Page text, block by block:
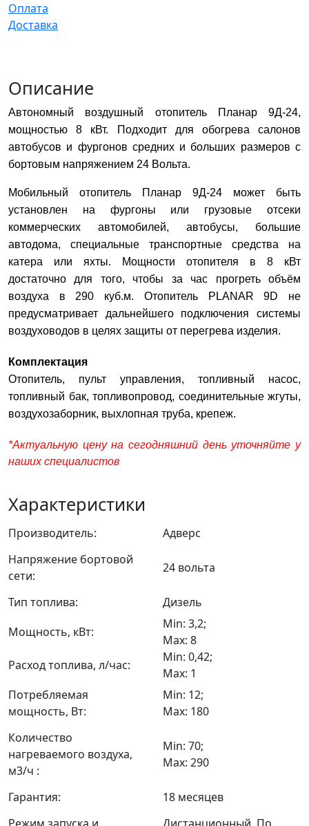
Оплата
Доставка
Описание
Автономный воздушный отопитель Планар 9Д-24,
мощностью 8 кВт. Подходит для обогрева салонов
автобусов и фургонов средних и больших размеров с
бортовым напряжением 24 Вольта.
Мобильный отопитель Планар 9Д-24 может быть
установлен на фургоны или грузовые отсеки
коммерческих автомобилей, автобусы, большие
автодома, специальные транспортные средства на
катера или яхты. Мощности отопителя в 8 кВт
достаточно для того, чтобы за час прогреть объём
воздуха в 290 куб.м. Отопитель PLANAR 9D не
предусматривает дальнейшего подключения системы
воздуховодов в целях защиты от перегрева изделия.
Комплектация
Отопитель, пульт управления, топливный насос,
топливный бак, топливопровод, соединительные жгуты,
воздухозаборник, выхлопная труба, крепеж.
*Актуальную цену на сегодняшний день уточняйте у
наших специалистов
Характеристики
Производитель:
Адверс
Напряжение бортовой
сети:
24 вольта
Тип топлива:
Дизель
Мощность, кВт:
Min: 3,2;
Max: 8
Расход топлива, л/час:
Min: 0,42;
Max: 1
Потребляемая
мощность, Вт:
Min: 12;
Max: 180
Количество
нагреваемого воздуха,
м3/ч :
Min: 70;
Max: 290
Гарантия:
18 месяцев